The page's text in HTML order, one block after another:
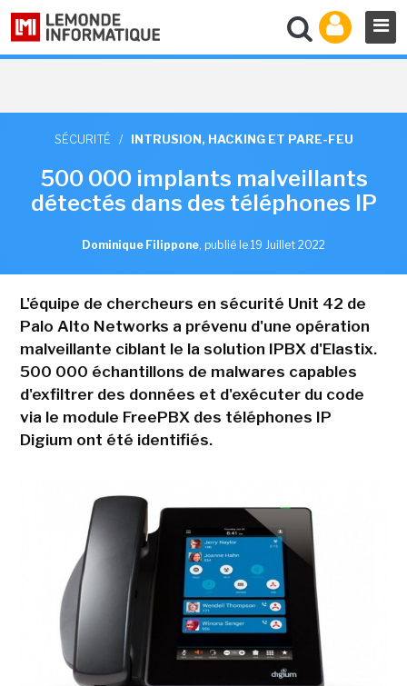
SÉCURITÉ / INTRUSION, HACKING ET PARE-FEU
500 000 implants malveillants
détectés dans des téléphones IP
Dominique Filippone, publié le 19 Juillet 2022
L'équipe de chercheurs en sécurité Unit 42 de
Palo Alto Networks a prévenu d'une opération
malveillante ciblant le la solution IPBX d'Elastix.
500 000 échantillons de malwares capables
d'exfiltrer des données et d'exécuter du code
via le module FreePBX des téléphones IP
Digium ont été identifiés.